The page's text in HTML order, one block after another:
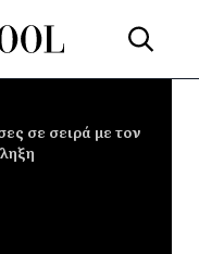
σε σειρά με τον